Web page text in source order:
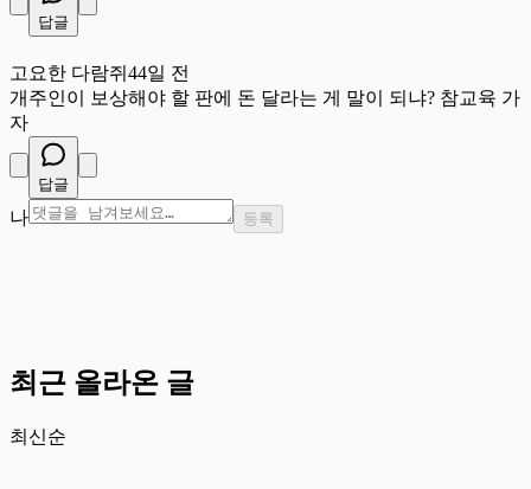
답글
고요한 다람쥐 44일 전
개주인이 보상해야 할 판에 돈 달라는 게 말이 되냐? 참교육 가
자
답글
나 등록
최근 올라온 글
최신순